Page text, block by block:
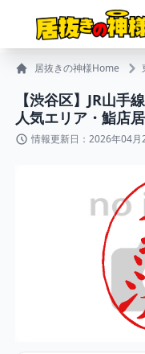
居抜きの神様Home
【渋谷区】JR山手
人気エリア・鮨店
情報更新日：2026年04月